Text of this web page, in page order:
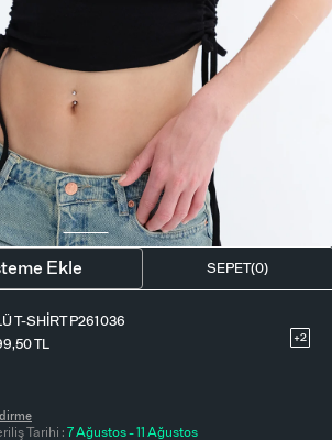
T-SHIRT P261036
TL
+2
Tarihi : 7 Ağustos - 11 Ağustos
SEPET(0)
Ekle